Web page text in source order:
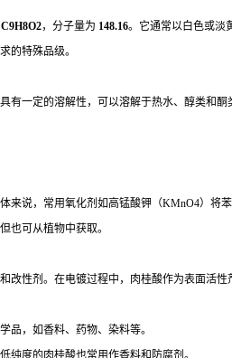
C9H8O2，分子量为 148.16。它通常以白色或淡
的特殊品级。
一定的溶解性，可以溶解于热水、醇类和
说，常用氧化剂如高锰酸钾（KMnO4）将苯
也可从植物中获取。
改性剂。在电镀过程中，肉桂酸作为表面
品，如香料、药物、染料等。
纯度的肉桂酸也常用作香料和防腐剂。